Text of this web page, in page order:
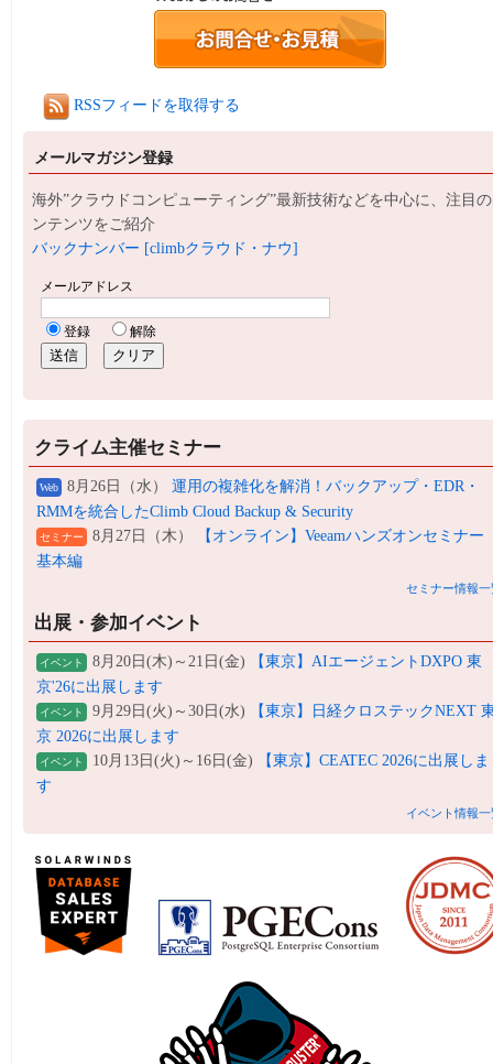
RSSフィードを取得する
メールマガジン登録
海外”クラウドコンピューティング”最新技術などを中心に、注目
ンテンツをご紹介
バックナンバー [climbクラウド・ナウ]
クライム主催セミナー
Web 8月26日（水） 運用の複雑化を解消！バックアップ・EDR・
RMMを統合したClimb Cloud Backup & Security
セミナー 8月27日（木）
【オンライン】Veeamハンズオンセミナー
基本編
セミナー情報一
出展・参加イベント
イベント 8月20日(木)～21日(金)
【東京】AIエージェントDXPO 東
京'26に出展します
イベント 9月29日(火)～30日(水)
【東京】日経クロステックNEXT
京 2026に出展します
イベント 10月13日(火)～16日(金)
【東京】CEATEC 2026に出展しま
す
イベント情報一